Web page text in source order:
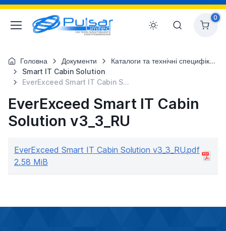
0
Головна Документи
Каталоги та технічні специфікації
Smart IT Cabin Solution
EverExceed Smart IT Cabin Solution v3_3_RU
EverExceed Smart IT Cabin
Solution v3_3_RU
EverExceed Smart IT Cabin Solution v3_3_RU.pdf
2.58 MiB